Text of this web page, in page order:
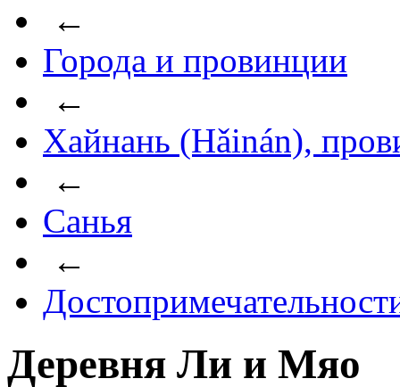
←
Города и провинции
←
Хайнань (Hǎinán),
←
Санья
←
Деревня Ли и Мяо